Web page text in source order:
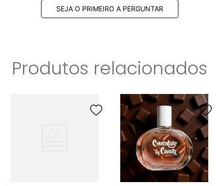
SEJA O PRIMEIRO A PERGUNTAR
Produtos relacionados